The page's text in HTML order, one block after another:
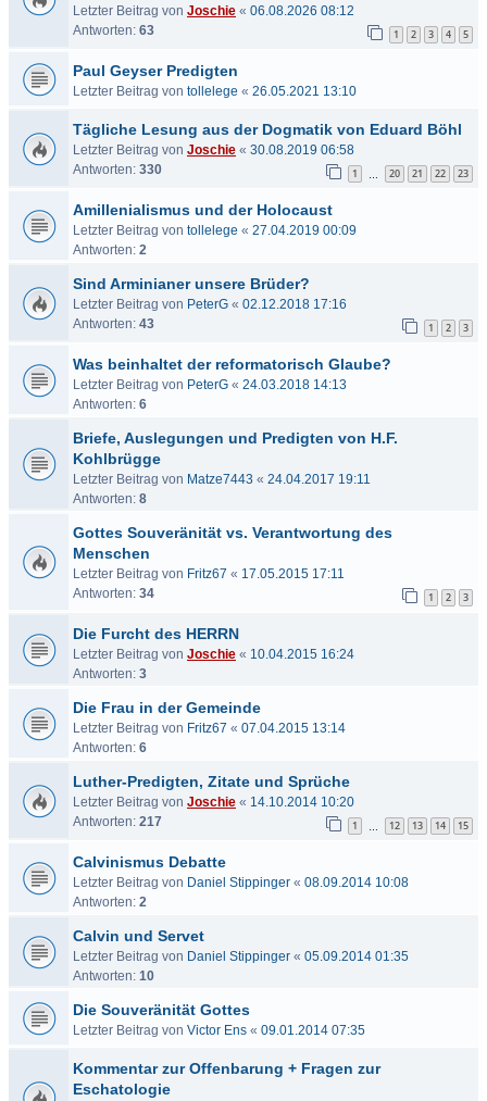
Letzter Beitrag von Joschie « 06.08.2026 08:12
Antworten: 63 1 2 3 4 5
Paul Geyser Predigten
Letzter Beitrag von tollelege « 26.05.2021 13:10
Tägliche Lesung aus der Dogmatik von Eduard Böhl
Letzter Beitrag von Joschie « 30.08.2019 06:58
Antworten: 330 1 20 21 22 23
Amillenialismus und der Holocaust
Letzter Beitrag von tollelege « 27.04.2019 00:09
Antworten: 2
Sind Arminianer unsere Brüder?
Letzter Beitrag von PeterG « 02.12.2018 17:16
Antworten: 43 1 2 3
Was beinhaltet der reformatorisch Glaube?
Letzter Beitrag von PeterG « 24.03.2018 14:13
Antworten: 6
Briefe, Auslegungen und Predigten von H.F.
Kohlbrügge
Letzter Beitrag von Matze7443 « 24.04.2017 19:11
Antworten: 8
Gottes Souveränität vs. Verantwortung des
Menschen
Letzter Beitrag von Fritz67 « 17.05.2015 17:11
Antworten: 34 1 2 3
Die Furcht des HERRN
Letzter Beitrag von Joschie « 10.04.2015 16:24
Antworten: 3
Die Frau in der Gemeinde
Letzter Beitrag von Fritz67 « 07.04.2015 13:14
Antworten: 6
Luther-Predigten, Zitate und Sprüche
Letzter Beitrag von Joschie « 14.10.2014 10:20
Antworten: 217 1 12 13 14 15
Calvinismus Debatte
Letzter Beitrag von Daniel Stippinger « 08.09.2014 10:08
Antworten: 2
Calvin und Servet
Letzter Beitrag von Daniel Stippinger « 05.09.2014 01:35
Antworten: 10
Die Souveränität Gottes
Letzter Beitrag von Victor Ens « 09.01.2014 07:35
Kommentar zur Offenbarung + Fragen zur
Eschatologie